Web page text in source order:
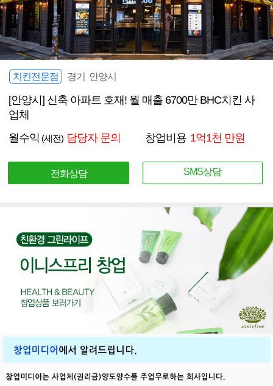
치킨전문점 경기 안양시
[안양시] 신축 아파트 호재! 월 매출 6700만 BHC치킨 사
업체
월수익 (세전) 담당자 문의 창업비용 1억1천 만원
전화상담 SMS상담